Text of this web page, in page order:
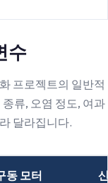
수
프로젝트의 일반적
류, 오염 정도, 여과
달라집니다.
동 모터